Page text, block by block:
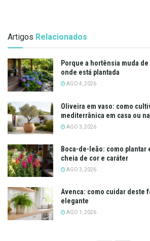
Artigos Relacionados
Porque a hortênsia muda
onde está plantada
AGO 4, 2026
Oliveira em vaso: como
mediterrânica em casa ou
AGO 3, 2026
Boca-de-leão: como plantar
cheia de cor e caráter
AGO 3, 2026
Avenca: como cuidar deste
elegante
AGO 1, 2026